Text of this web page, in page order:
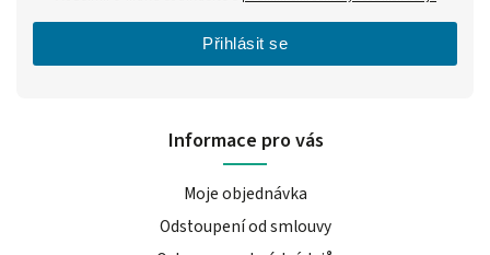
Informace pro vás
Moje objednávka
Odstoupení od smlouvy
Přihlásit se